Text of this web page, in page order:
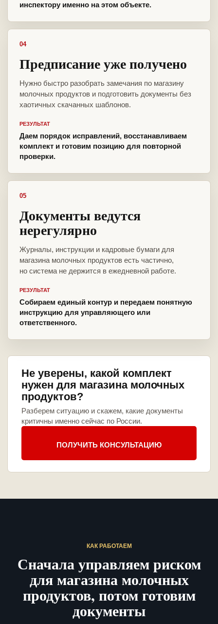
инспектору именно на этом объекте.
04
Предписание уже получено
Нужно быстро разобрать замечания по магазину
молочных продуктов и подготовить документы без
хаотичных скачанных шаблонов.
РЕЗУЛЬТАТ
Даем порядок исправлений, восстанавливаем
комплект и готовим позицию для повторной
проверки.
05
Документы ведутся
нерегулярно
Журналы, инструкции и кадровые бумаги для
магазина молочных продуктов есть частично,
но система не держится в ежедневной работе.
РЕЗУЛЬТАТ
Собираем единый контур и передаем понятную
инструкцию для управляющего или
ответственного.
Не уверены, какой комплект
нужен для магазина молочных
продуктов?
Разберем ситуацию и скажем, какие документы
критичны именно сейчас по России.
ПОЛУЧИТЬ КОНСУЛЬТАЦИЮ
КАК РАБОТАЕМ
Сначала управляем риском
для магазина молочных
продуктов, потом готовим
документы